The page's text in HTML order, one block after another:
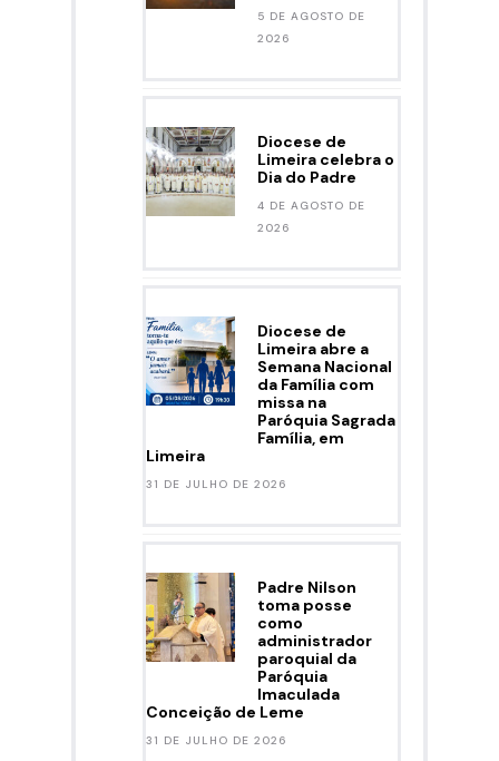
5 DE AGOSTO DE
2026
Diocese de
Limeira celebra o
Dia do Padre
4 DE AGOSTO DE
2026
Diocese de
Limeira abre a
Semana Nacional
da Família com
missa na
Paróquia Sagrada
Família, em
Limeira
31 DE JULHO DE 2026
Padre Nilson
toma posse
como
administrador
paroquial da
Paróquia
Imaculada
Conceição de Leme
31 DE JULHO DE 2026